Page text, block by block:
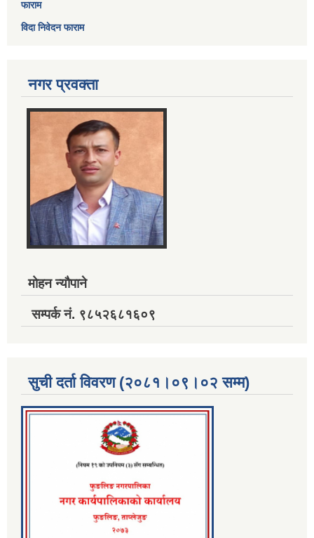
फाराम
विदा निवेदन फाराम
नगर प्रवक्ता
मोहन न्यौपाने
सम्पर्क नं. ९८५२६८१६०९
सुची दर्ता विवरण (२०८१।०९।०२ सम्म)